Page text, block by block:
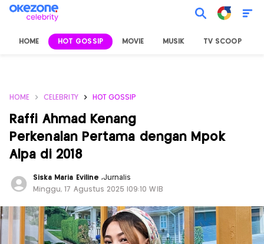
HOME HOT GOSSIP MOVIE MUSIK TV SCOOP
HOME CELEBRITY HOT GOSSIP
Raffi Ahmad Kenang
Perkenalan Pertama dengan Mpok
Alpa di 2018
Siska Maria Eviline ,Jurnalis
Minggu, 17 Agustus 2025 |09:10 WIB